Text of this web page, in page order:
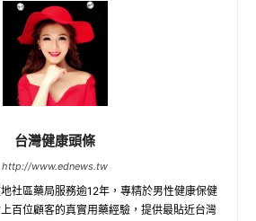
台灣健康頭條
http://www.ednews.tw
社區藥局服務逾12年，專精於男性健康保健
百位顧客的真實用藥經驗，提供最貼近台灣